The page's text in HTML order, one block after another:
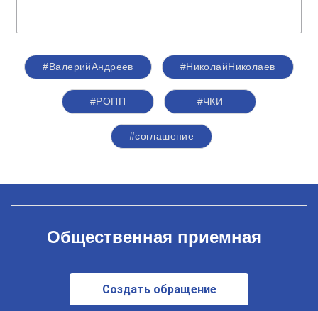
#ВалерийАндреев #НиколайНиколаев
#РОПП #ЧКИ
#соглашение
Общественная приемная
Создать обращение